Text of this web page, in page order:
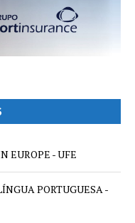
EUROPE - UFE
PORTUGUESA -